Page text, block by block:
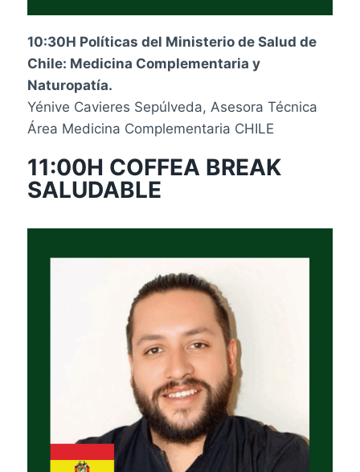
10:30H Políticas del Ministerio de Salud de
Chile: Medicina Complementaria y
Naturopatía.
Yénive Cavieres Sepúlveda, Asesora Técnica
Área Medicina Complementaria CHILE
11:00H COFFEA BREAK
SALUDABLE